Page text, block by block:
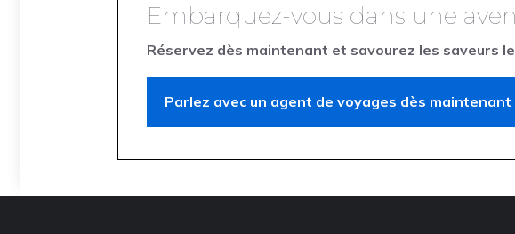
Embarquez-vous dans une
Réservez dès maintenant et savourez les saveurs
Parlez avec un agent de voyages dès maintenant